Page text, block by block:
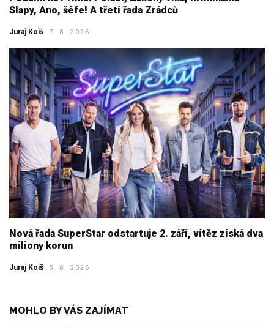
Slapy, Ano, šéfe! A třetí řada Zrádců
Juraj Koiš 7. 8. 2026
Nová řada SuperStar odstartuje 2. září, vítěz získá dva
miliony korun
Juraj Koiš 5. 8. 2026
MOHLO BY VÁS ZAJÍMAT